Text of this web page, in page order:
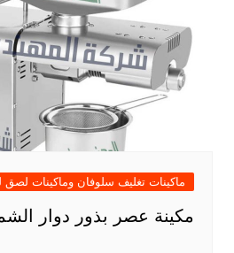
ماكينات تغليف سلوفان وماكينات لصق
مكينة عصر بذور دوار